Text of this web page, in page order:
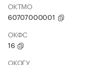
ОКТМО
60707000001
ОКФС
16
ОКОГУ